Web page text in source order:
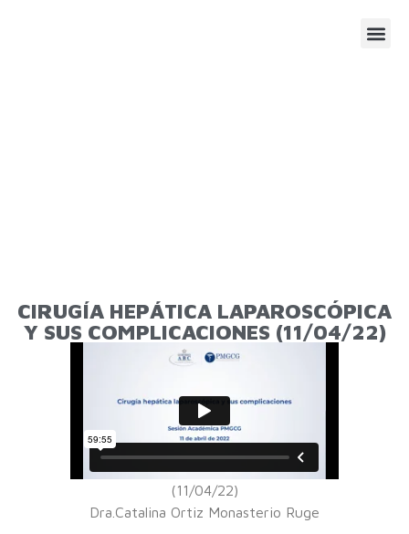
CIRUGÍA HEPÁTICA LAPAROSCÓPICA
Y SUS COMPLICACIONES (11/04/22)
(11/04/22)
Dra.Catalina Ortiz Monasterio Ruge